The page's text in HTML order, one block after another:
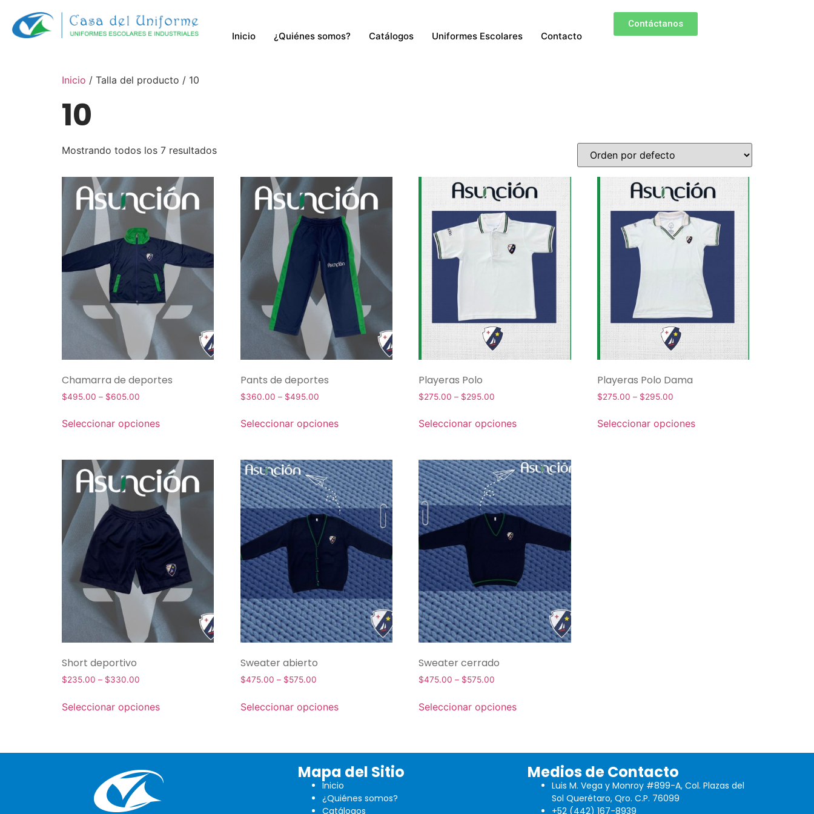
Inicio ¿Quiénes somos? Catálogos Uniformes Escolares Contacto
Contáctanos
Inicio / Talla del producto / 10
10
Mostrando todos los 7 resultados
Chamarra de deportes
$495.00 – $605.00
Seleccionar opciones
Pants de deportes
$360.00 – $495.00
Seleccionar opciones
Playeras Polo
$275.00 – $295.00
Seleccionar opciones
Playeras Polo Dama
$275.00 – $295.00
Seleccionar opciones
Short deportivo
$235.00 – $330.00
Seleccionar opciones
Sweater abierto
$475.00 – $575.00
Seleccionar opciones
Sweater cerrado
$475.00 – $575.00
Seleccionar opciones
Mapa del Sitio
Inicio
¿Quiénes somos?
Catálogos
Medios de Contacto
Luis M. Vega y Monroy #899-A, Col. Plazas del
Sol Querétaro, Qro. C.P. 76099
+52 (442) 167-8939